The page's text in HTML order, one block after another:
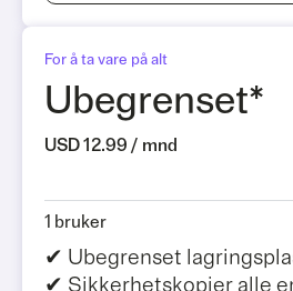
For å ta vare på alt
Ubegrenset*
USD 12.99 / mnd
1 bruker
✔ Ubegrenset
✔ Sikkerhetskopier alle